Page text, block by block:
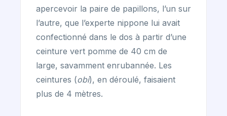
apercevoir la paire de papillons, l’un sur
l’autre, que l’experte nippone lui avait
confectionné dans le dos à partir d’une
ceinture vert pomme de 40 cm de
large, savamment enrubannée. Les
ceintures (obi), en déroulé, faisaient
plus de 4 mètres.